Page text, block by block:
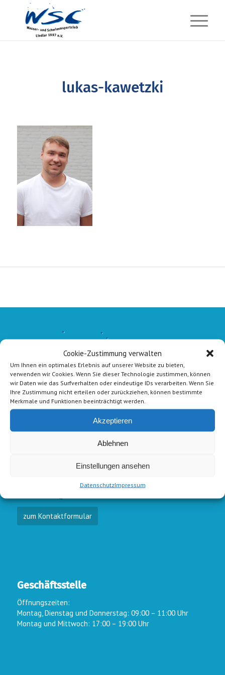
Cookie-Zustimmung verwalten
Um Ihnen ein optimales Erlebnis auf unserer Website zu bieten,
verwenden wir Cookies. Wenn Sie dieser Technologie zustimmen, können
wir Daten wie das Surfverhalten oder eindeutige IDs verarbeiten. Wenn Sie
Ihre Zustimmung nicht erteilen oder zurückziehen, können bestimmte
Merkmale und Funktionen beeinträchtigt werden.
Akzeptieren
Ablehnen
Einstellungen ansehen
DatenschutzImpressum
lukas-kawetzki
schwimmen@wsc-lindlar.de
zum Kontaktformular
Geschäftsstelle
Öffnungszeiten:
Montag, Dienstag und Donnerstag: 09:00 – 11:00 Uhr
Montag und Mittwoch: 17:00 – 19:00 Uhr